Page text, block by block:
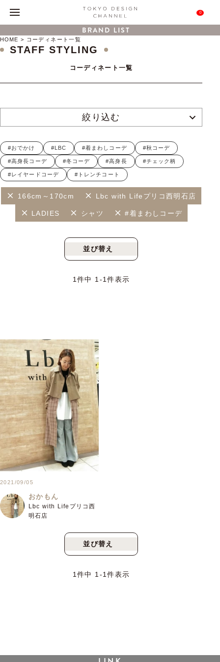
0
BRAND LIST
HOME コーディネート一覧
STAFF STYLING
コーディネート一覧
絞り込む
#おでかけ #LBC #着まわしコーデ #秋コーデ
#高身長コーデ #冬コーデ #高身長 #チェック柄
#レイヤードコーデ #トレンチコート
166cm～170cm Lbc with Lifeプリコ西明石店
LADIES シャツ #着まわしコーデ
並び替え
1 件中 1 -1件表示
2021/09/05
おかもん
Lbc with Lifeプリコ西
明石店
並び替え
1 件中 1 -1件表示